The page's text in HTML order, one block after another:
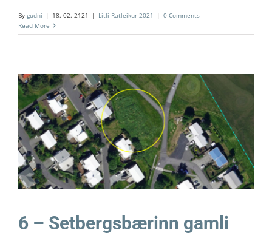
By gudni | 18. 02. 2121 | Litli Ratleikur 2021 | 0 Comments
Read More
6 – Setbergsbærinn gamli
Litli Ratleikur 2021
6 – Setbergsbærinn gamli